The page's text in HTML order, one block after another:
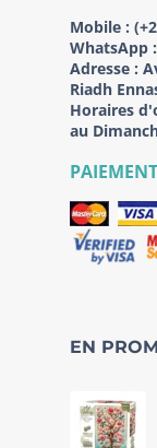
Mobile :
WhatsApp :
Adresse :
Riadh
Horaires
au
EN